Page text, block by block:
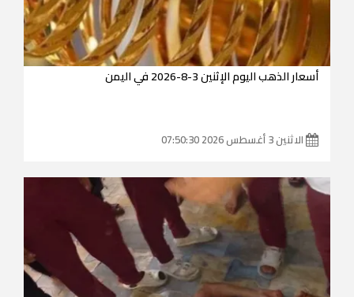
أسعار الذهب اليوم الإثنين 3-8-2026 في اليمن
الاثنين 3 أغسطس 2026 07:50:30